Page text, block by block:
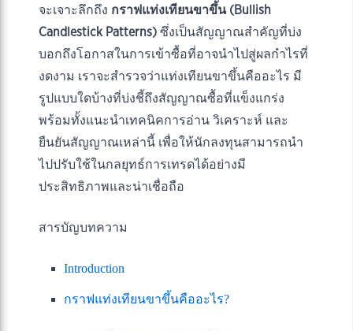
จะเจาะลึกถึง กราฟแท่งเทียนขาขึ้น (Bullish
Candlestick Patterns) ซึ่งเป็นสัญญาณสำคัญที่บ่ง
บอกถึงโอกาสในการเข้าซื้อที่อาจนำไปสู่ผลกำไรที่
งดงาม เราจะสำรวจว่าแท่งเทียนขาขึ้นคืออะไร มี
รูปแบบใดบ้างที่บ่งชี้ถึงสัญญาณซื้อที่แข็งแกร่ง
พร้อมทั้งแนะนำเทคนิคการอ่าน วิเคราะห์ และ
ยืนยันสัญญาณเหล่านี้ เพื่อให้นักลงทุนสามารถนำ
ไปปรับใช้ในกลยุทธ์การเทรดได้อย่างมี
ประสิทธิภาพและน่าเชื่อถือ
สารบัญบทความ
Introduction
กราฟแท่งเทียนขาขึ้นคืออะไร?